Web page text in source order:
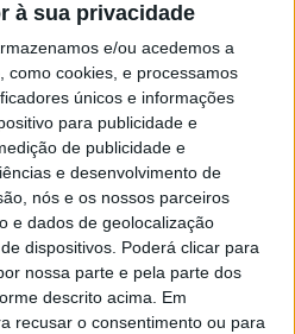
à sua privacidade
e/ou acedemos a
como cookies, e processamos
únicos e informações
para publicidade e
de publicidade e
e desenvolvimento de
nós e os nossos parceiros
e dados de geolocalização
dispositivos. Poderá clicar para
nossa parte e pela parte dos
descrito acima. Em
recusar o consentimento ou para
dos preços com alojamento,
e nas famílias,
a continuidade dos estudos.
bolsas de estudo constitui,
para suportar os encargos
no ensino superior e, por
de oportunidades de
estudantes neste nível de
oriundos de famílias